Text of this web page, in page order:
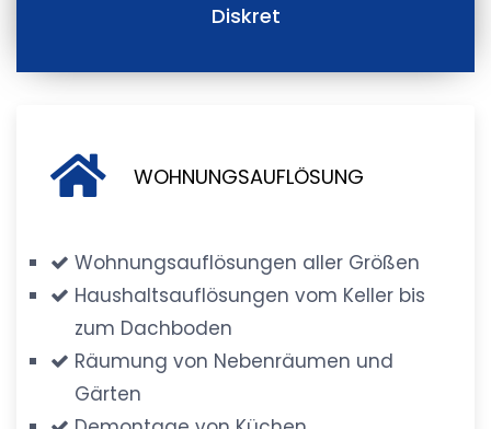
Diskret
WOHNUNGSAUFLÖSUNG
Wohnungsauflösungen aller Größen
Haushaltsauflösungen vom Keller bis
zum Dachboden
Räumung von Nebenräumen und
Gärten